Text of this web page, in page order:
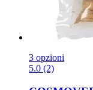
3 opzioni
5.0 (2)